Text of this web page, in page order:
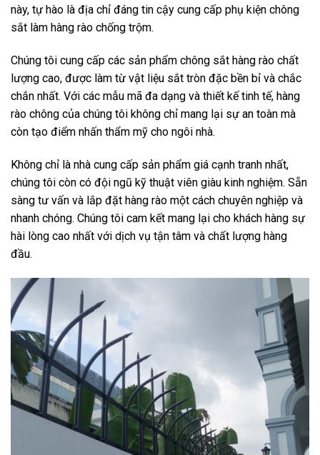
này, tự hào là địa chỉ đáng tin cậy cung cấp phụ kiện chông
sắt làm hàng rào chống trộm.
Chúng tôi cung cấp các sản phẩm chông sắt hàng rào chất
lượng cao, được làm từ vật liệu sắt tròn đặc bền bỉ và chắc
chắn nhất. Với các mẫu mã đa dạng và thiết kế tinh tế, hàng
rào chông của chúng tôi không chỉ mang lại sự an toàn mà
còn tạo điểm nhấn thẩm mỹ cho ngôi nhà.
Không chỉ là nhà cung cấp sản phẩm giá cạnh tranh nhất,
chúng tôi còn có đội ngũ kỹ thuật viên giàu kinh nghiệm. Sẵn
sàng tư vấn và lắp đặt hàng rào một cách chuyên nghiệp và
nhanh chóng. Chúng tôi cam kết mang lại cho khách hàng sự
hài lòng cao nhất với dịch vụ tận tâm và chất lượng hàng
đầu.